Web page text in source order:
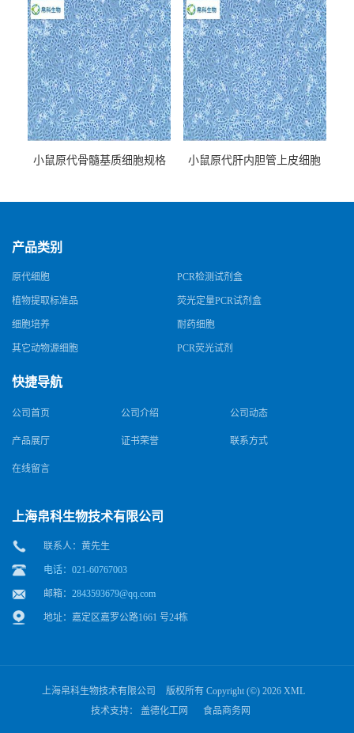
小鼠原代骨髓基质细胞规格
小鼠原代肝内胆管上皮细胞
产品类别
原代细胞 PCR检测试剂盒
植物提取标准品 荧光定量PCR试剂盒
细胞培养 耐药细胞
其它动物源细胞 PCR荧光试剂
快捷导航
公司首页 公司介绍 公司动态
产品展厅 证书荣誉 联系方式
在线留言
上海帛科生物技术有限公司
联系人：黄先生
电话：021-60767003
邮箱： 2843593679@qq.com
地址：嘉定区嘉罗公路1661 号24栋
上海帛科生物技术有限公司 版权所有 Copyright (©) 2026 XML
技术支持： 盖德化工网 食品商务网